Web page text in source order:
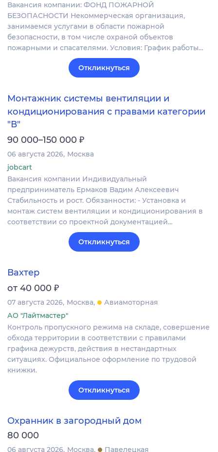
Вакансия компании: ФОНД ПОЖАРНОЙ
БЕЗОПАСНОСТИ Некоммерческая организация,
занимаемся услугами в области пожарной
безопасности, в том числе охраной объектов
пожарными и спасателями. Условия: График работы…
Откликнуться
Монтажник системы вентиляции и
кондиционирования с правами категории
"В"
90 000–150 000 ₽
06 августа 2026 Москва
jobcart
Вакансия компании Индивидуальный
предприниматель Ермаков Вадим Алексеевич
Стабильность и рост. Обязанности: - Установка и
монтаж систем вентиляции и кондиционирования в
соответствии со проектной документацией…
Откликнуться
Вахтер
от 40 000 ₽
07 августа 2026 Москва
Авиамоторная
АО "Лайтмастер"
Контроль пропускного режима на складе, совершение
обхода территории в соответствии с правилами
графика дежурств, действия в нестандартных
ситуациях. Официальное оформление по трудовой
книжки.
Откликнуться
Охранник в загородный дом
80 000
06 августа 2026 Москва Павелецкая